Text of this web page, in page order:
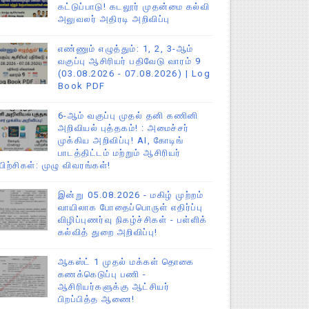
கட்டுப்பாடு! கடலூர் முதன்மை கல்வி
அலுவலர் அதிரடி அறிவிப்பு
எண்ணும் எழுத்தும்: 1, 2, 3-ஆம்
வகுப்பு ஆசிரியர் பதிவேடு வாரம் 9
(03.08.2026 - 07.08.2026) | Log
Book PDF
6-ஆம் வகுப்பு முதல் தனி கணினி
அறிவியல் புத்தகம்! : அமைச்சர்
முக்கிய அறிவிப்பு! AI, கோடிங்
பாடத்திட்டம் மற்றும் ஆசிரியர்
முழு விவரங்கள்!
இன்று 05.08.2026 - மகிழ் முற்றம்
வாயிலாக போதைப்பொருள் எதிர்ப்பு
விழிப்புணர்வு நிகழ்ச்சிகள் - பள்ளிக்
கல்வித் துறை அறிவிப்பு!
ஆகஸ்ட் 1 முதல் மக்கள் தொகை
கணக்கெடுப்பு பணி -
ஆசிரியர்களுக்கு ஆட்சியர்
பிறப்பித்த ஆணை!